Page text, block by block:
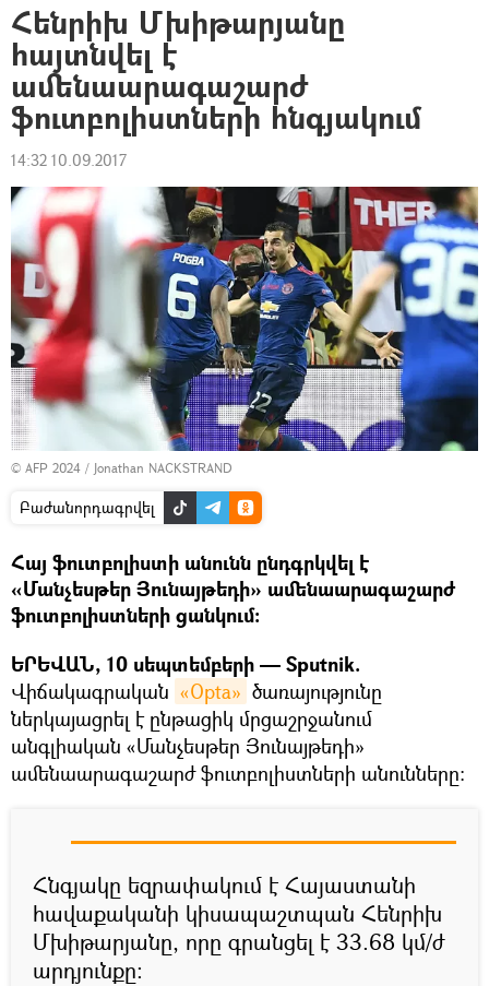
Հենրիխ Մխիթարյանը
հայտնվել է
ամենաարագաշարժ
ֆուտբոլիստների հնգյակում
14:32 10.09.2017
© AFP 2024 / Jonathan NACKSTRAND
Բաժանորդագրվել
Հայ ֆուտբոլիստի անունն ընդգրկվել է
«Մանչեսթեր Յունայթեդի» ամենաարագաշարժ
ֆուտբոլիստների ցանկում։
ԵՐԵՎԱՆ, 10 սեպտեմբերի — Sputnik.
Վիճակագրական «Opta» ծառայությունը
ներկայացրել է ընթացիկ մրցաշրջանում
անգլիական «Մանչեսթեր Յունայթեդի»
ամենաարագաշարժ ֆուտբոլիստների անունները:
Հնգյակը եզրափակում է Հայաստանի
հավաքականի կիսապաշտպան Հենրիխ
Մխիթարյանը, որը գրանցել է 33.68 կմ/ժ
արդյունքը: